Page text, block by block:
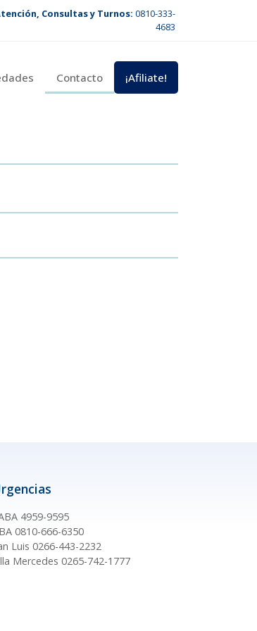
Consultas y Turnos: 0810-333-
4683
Contacto ¡Afiliate!
4959-9595
0810-666-6350
Luis 0266-443-2232
Mercedes 0265-742-1777